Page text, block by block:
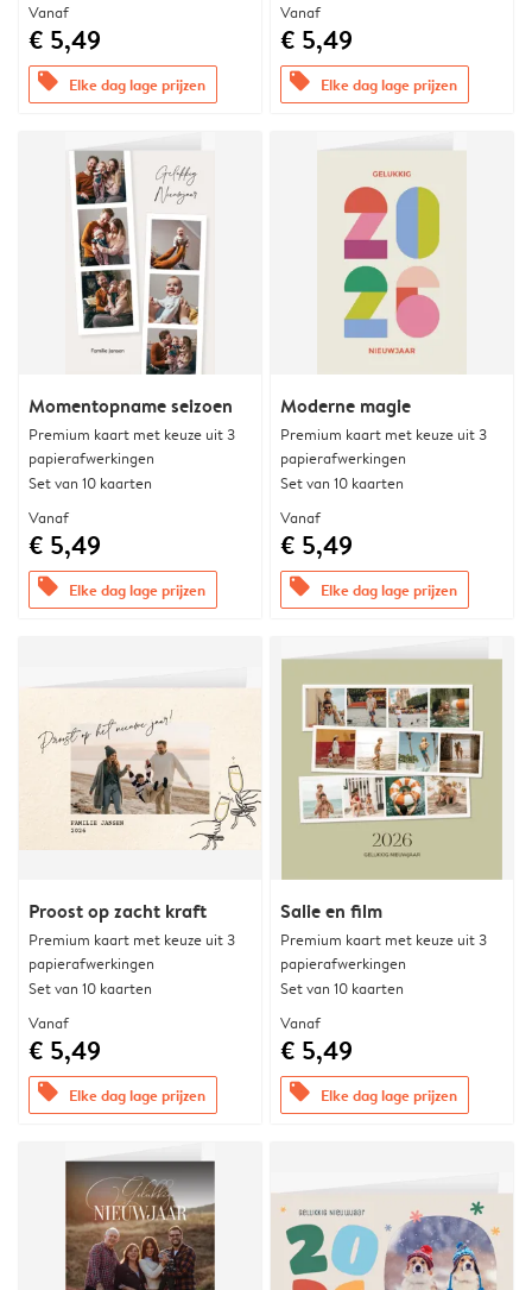
Vanaf
€ 5,49
offers Elke dag lage prijzen
Vanaf
€ 5,49
offers Elke dag lage prijzen
Momentopname seizoen
Premium kaart met keuze uit 3
papierafwerkingen
Set van 10 kaarten
Vanaf
€ 5,49
offers Elke dag lage prijzen
Moderne magie
Premium kaart met keuze uit 3
papierafwerkingen
Set van 10 kaarten
Vanaf
€ 5,49
offers Elke dag lage prijzen
Proost op zacht kraft
Premium kaart met keuze uit 3
papierafwerkingen
Set van 10 kaarten
Vanaf
€ 5,49
offers Elke dag lage prijzen
Salie en film
Premium kaart met keuze uit 3
papierafwerkingen
Set van 10 kaarten
Vanaf
€ 5,49
offers Elke dag lage prijzen